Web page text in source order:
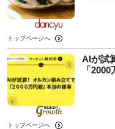
トップページへ
AIが試
「
トップページへ